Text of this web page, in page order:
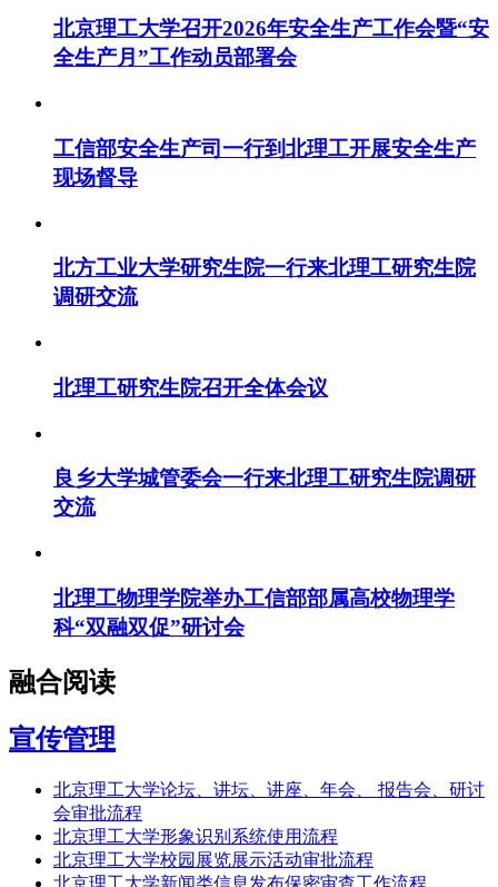
北京理工大学召开2026年安全生产工作会暨“安
全生产月”工作动员部署会
工信部安全生产司一行到北理工开展安全生产
现场督导
北方工业大学研究生院一行来北理工研究生院
调研交流
北理工研究生院召开全体会议
良乡大学城管委会一行来北理工研究生院调研
交流
北理工物理学院举办工信部部属高校物理学
科“双融双促”研讨会
融合阅读
宣传管理
北京理工大学论坛、讲坛、讲座、年会、 报告会、研讨
会审批流程
北京理工大学形象识别系统使用流程
北京理工大学校园展览展示活动审批流程